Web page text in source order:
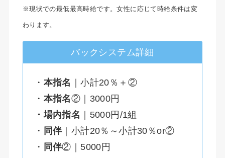
※現状での最低最高時給です。女性に応じて時給条件は変
わります。
バックシステム詳細
・ 本指名 ｜小計20％＋②
・ 本指名②｜3000円
・場内指名 ｜5000円/1組
・ 同伴｜小計20％～小計30％or②
・ 同伴②｜5000円